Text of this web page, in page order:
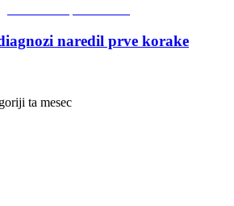
naredil prve korake
ta mesec